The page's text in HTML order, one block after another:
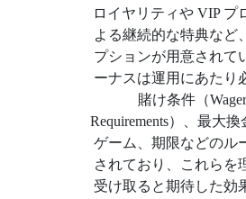
ロイヤリティや VIP プ
よる継続的な特典など
プションが用意されて
ーナスは運用にあたり
賭け条件（
Requirements）、最大
ゲーム、期限などのル
されており、これらを
受け取ると期待した効